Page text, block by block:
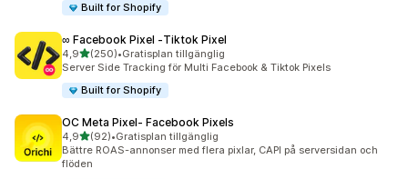
Built for Shopify
∞ Facebook Pixel ‑Tiktok Pixel
4,9av 5 stjärnor
(250)
250 recensioner totalt
•Gratisplan tillgänglig
Server Side Tracking för Multi Facebook & Tiktok Pixels
Built for Shopify
OC Meta Pixel‑ Facebook Pixels
4,9av 5 stjärnor
(92)
92 recensioner totalt
•Gratisplan tillgänglig
Bättre ROAS-annonser med flera pixlar, CAPI på serversidan och
flöden